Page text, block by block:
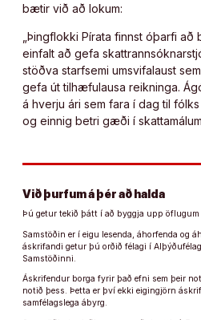
bætir við að lokum:
„Þingflokki Pírata finnst óþarfi að
einfalt að gefa
stöðva starfsemi umsvifalaust
gefa út tilhæfulausa reikninga.
á hverju ári sem fara í dag til
og einnig betri gæði í
Við þurfum á þér að halda
Þú getur tekið þátt í að byggja upp
Samstöðin er í eigu lesenda, áhorfenda og
áskrifandi getur þú orðið félagi í
Samstöðinni.
Áskrifendur borga fyrir það efni sem þeir
notið þess. Þetta er því ekki eigingjörn
samfélagslega ábyrg.